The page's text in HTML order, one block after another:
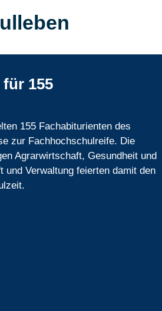
155
155 Fachabiturienten des
zur Fachhochschulreife. Die
Agrarwirtschaft, Gesundheit und
Verwaltung feierten damit den